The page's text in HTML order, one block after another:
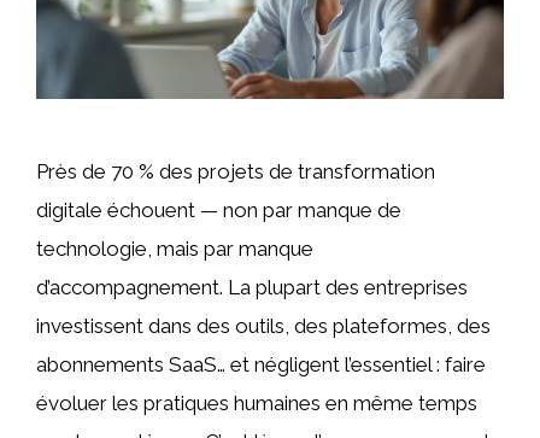
Près de 70 % des projets de transformation
digitale échouent — non par manque de
technologie, mais par manque
d’accompagnement. La plupart des entreprises
investissent dans des outils, des plateformes, des
abonnements SaaS… et négligent l’essentiel : faire
évoluer les pratiques humaines en même temps